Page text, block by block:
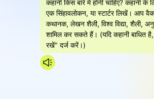
कहानी किस बारे में होनी चाहिए? कहानी के
एक सिंहावलोकन, या स्टार्टर लिखें। आप
कथानक, लेखन शैली, विश्व विद्या, शैली,
शामिल कर सकते हैं। (यदि कहानी बाधित है,
रखें" दर्ज करें।)